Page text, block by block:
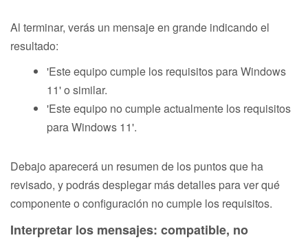
Al terminar, verás un mensaje en grande indicando el
resultado:
'Este equipo cumple los requisitos para Windows
11' o similar.
'Este equipo no cumple actualmente los requisitos
para Windows 11'.
Debajo aparecerá un resumen de los puntos que ha
revisado, y podrás desplegar más detalles para ver qué
componente o configuración no cumple los requisitos.
Interpretar los mensajes: compatible, no